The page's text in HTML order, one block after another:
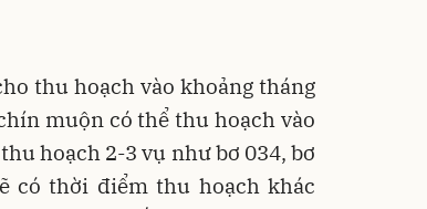
thu hoạch vào khoảng tháng
muộn có thể thu hoạch vào
hoạch 2-3 vụ như bơ 034, bơ
có thời điểm thu hoạch khác